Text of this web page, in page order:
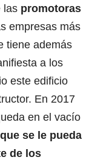
las promotoras
empresas más
tiene además
a los
este edificio
En 2017
en el vacío
se le pueda
de los